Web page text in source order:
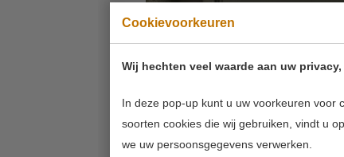
Cookievoorkeuren
Wij hechten veel waarde aan uw
In deze pop-up kunt u uw voorkeuren voor
soorten cookies die wij gebruiken, vindt u
we uw persoonsgegevens verwerken.